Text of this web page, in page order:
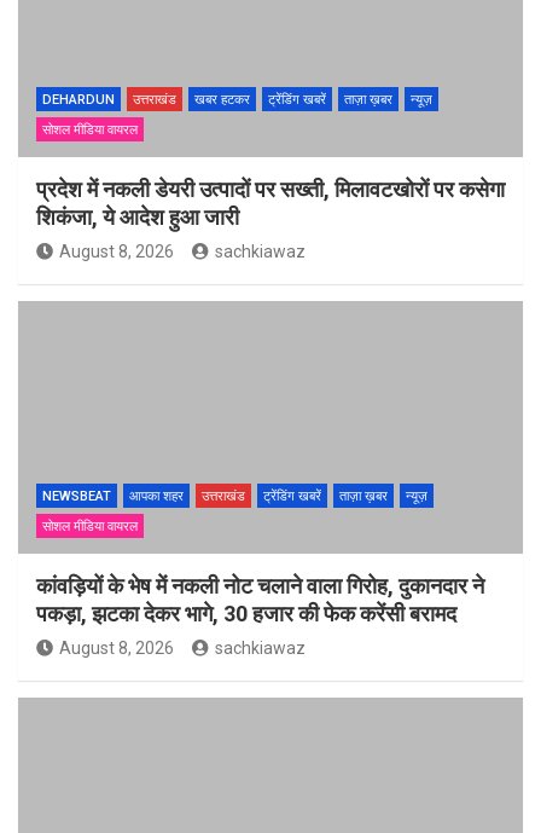
DEHARDUN उत्तराखंड खबर हटकर ट्रेंडिंग खबरें ताज़ा ख़बर
न्यूज़
सोशल मीडिया वायरल
प्रदेश में नकली डेयरी उत्पादों पर सख्ती, मिलावटखोरों पर कसेगा
शिकंजा, ये आदेश हुआ जारी
August 8, 2026 sachkiawaz
NEWSBEAT आपका शहर उत्तराखंड ट्रेंडिंग खबरें ताज़ा ख़बर
न्यूज़
सोशल मीडिया वायरल
कांवड़ियों के भेष में नकली नोट चलाने वाला गिरोह, दुकानदार ने
पकड़ा, झटका देकर भागे, 30 हजार की फेक करेंसी बरामद
August 8, 2026 sachkiawaz